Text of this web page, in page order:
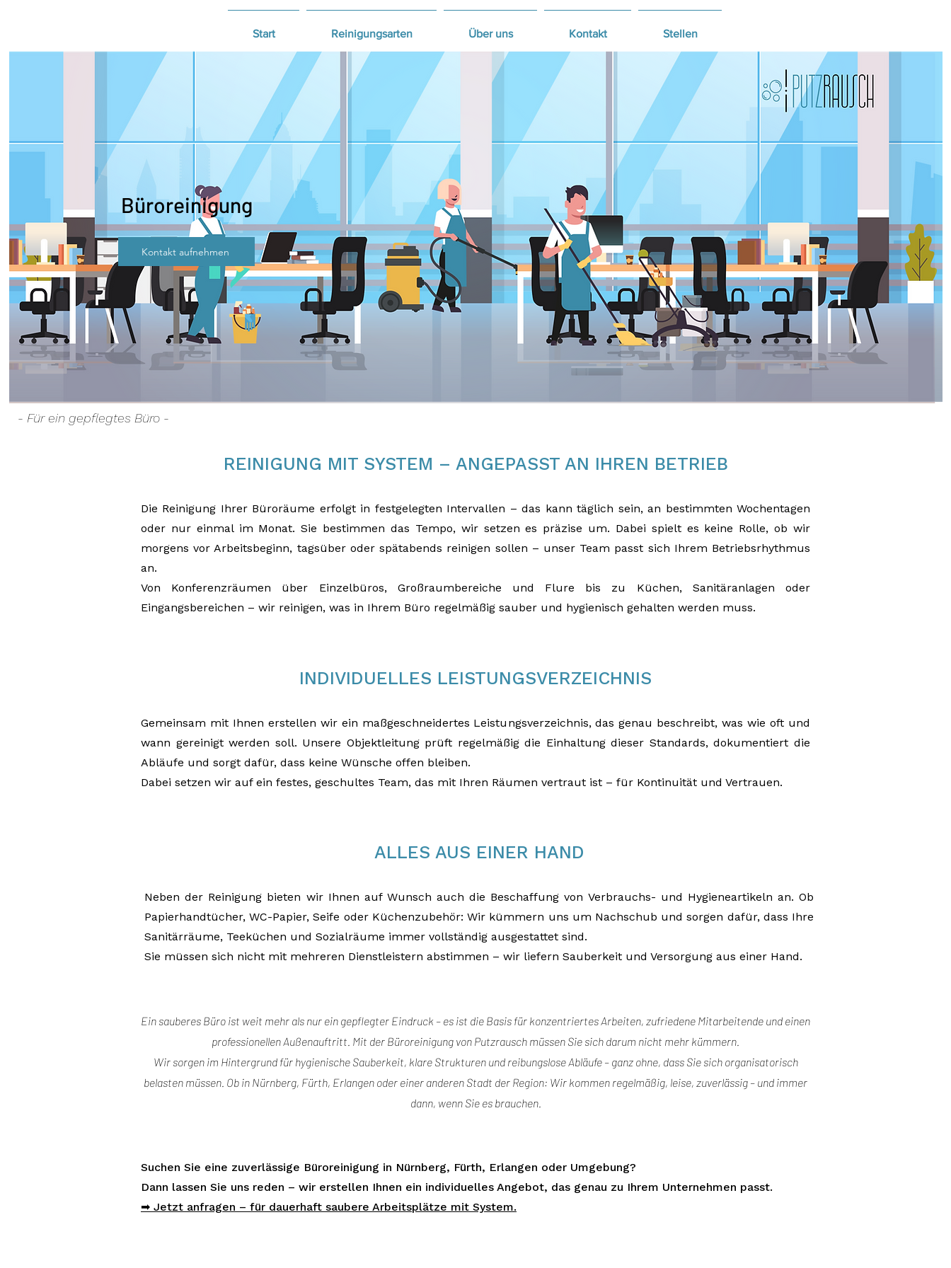
Start Reinigungsarten Über uns Kontakt Stellen
Büroreinigung
Kontakt aufnehmen
- Für ein gepflegtes Büro -
REINIGUNG MIT SYSTEM – ANGEPASST AN IHREN BETRIEB
Die Reinigung Ihrer Büroräume erfolgt in festgelegten Intervallen – das kann täglich sein, an bestimmten Wochentagen
oder nur einmal im Monat. Sie bestimmen das Tempo, wir setzen es präzise um. Dabei spielt es keine Rolle, ob wir
morgens vor Arbeitsbeginn, tagsüber oder spätabends reinigen sollen – unser Team passt sich Ihrem Betriebsrhythmus
an.
Von Konferenzräumen über Einzelbüros, Großraumbereiche und Flure bis zu Küchen, Sanitäranlagen oder
Eingangsbereichen – wir reinigen, was in Ihrem Büro regelmäßig sauber und hygienisch gehalten werden muss.
INDIVIDUELLES LEISTUNGSVERZEICHNIS
Gemeinsam mit Ihnen erstellen wir ein maßgeschneidertes Leistungsverzeichnis, das genau beschreibt, was wie oft und
wann gereinigt werden soll. Unsere Objektleitung prüft regelmäßig die Einhaltung dieser Standards, dokumentiert die
Abläufe und sorgt dafür, dass keine Wünsche offen bleiben.
Dabei setzen wir auf ein festes, geschultes Team, das mit Ihren Räumen vertraut ist – für Kontinuität und Vertrauen.
ALLES AUS EINER HAND
Neben der Reinigung bieten wir Ihnen auf Wunsch auch die Beschaffung von Verbrauchs- und Hygieneartikeln an. Ob
Papierhandtücher, WC-Papier, Seife oder Küchenzubehör: Wir kümmern uns um Nachschub und sorgen dafür, dass Ihre
Sanitärräume, Teeküchen und Sozialräume immer vollständig ausgestattet sind.
Sie müssen sich nicht mit mehreren Dienstleistern abstimmen – wir liefern Sauberkeit und Versorgung aus einer Hand.
Ein sauberes Büro ist weit mehr als nur ein gepflegter Eindruck – es ist die Basis für konzentriertes Arbeiten, zufriedene Mitarbeitende und einen
professionellen Außenauftritt. Mit der Büroreinigung von Putzrausch müssen Sie sich darum nicht mehr kümmern.
Wir sorgen im Hintergrund für hygienische Sauberkeit, klare Strukturen und reibungslose Abläufe – ganz ohne, dass Sie sich organisatorisch
belasten müssen. Ob in Nürnberg, Fürth, Erlangen oder einer anderen Stadt der Region: Wir kommen regelmäßig, leise, zuverlässig – und immer
dann, wenn Sie es brauchen.
Suchen Sie eine zuverlässige Büroreinigung in Nürnberg, Fürth, Erlangen oder Umgebung?
Dann lassen Sie uns reden – wir erstellen Ihnen ein individuelles Angebot, das genau zu Ihrem Unternehmen passt.
➡ Jetzt anfragen – für dauerhaft saubere Arbeitsplätze mit System.